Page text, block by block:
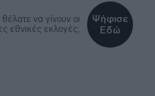
να γίνουν οι
εθνικές εκλογές;
Ψήφισε
Εδώ